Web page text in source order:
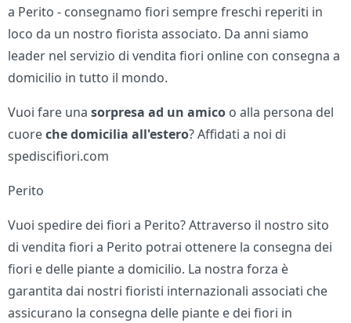
a Perito - consegnamo fiori sempre freschi reperiti in
loco da un nostro fiorista associato. Da anni siamo
leader nel servizio di vendita fiori online con consegna a
domicilio in tutto il mondo.
Vuoi fare unasorpresa ad un amico o alla persona del
cuoreche domicilia all'estero? Affidati a noi di
spediscifiori.com
Perito
Vuoi spedire dei fiori a Perito? Attraverso il nostro sito
di vendita fiori a Perito potrai ottenere la consegna dei
fiori e delle piante a domicilio. La nostra forza è
garantita dai nostri fioristi internazionali associati che
assicurano la consegna delle piante e dei fiori in